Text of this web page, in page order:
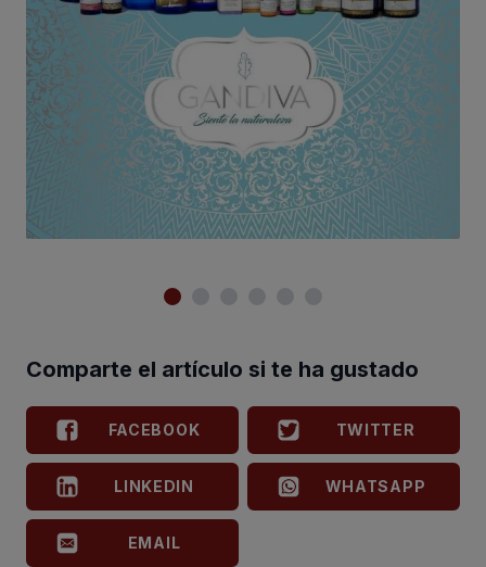
Comparte el artículo si te ha gustado
FACEBOOK TWITTER
LINKEDIN WHATSAPP
EMAIL